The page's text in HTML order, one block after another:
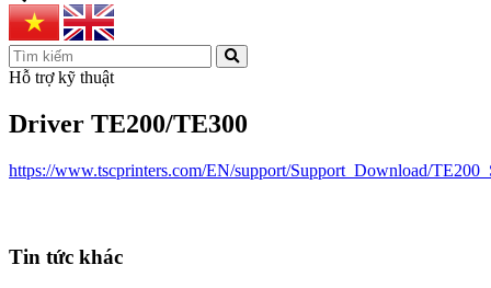
Hỗ trợ kỹ thuật
Driver TE200/TE300
https://www.tscprinters.com/EN/support/Support_Download/
Tin tức khác